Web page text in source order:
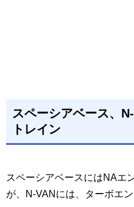
スペーシアベース、
トレイン
スペーシアベースにはNAエ
が、N-VANには、ターボエ